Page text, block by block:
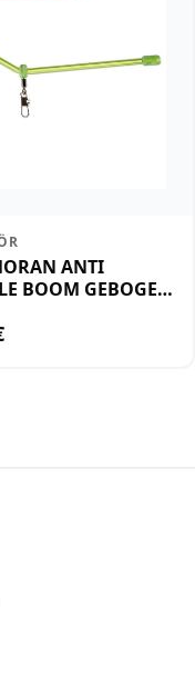
ANTI
BOOM GEBOGEN